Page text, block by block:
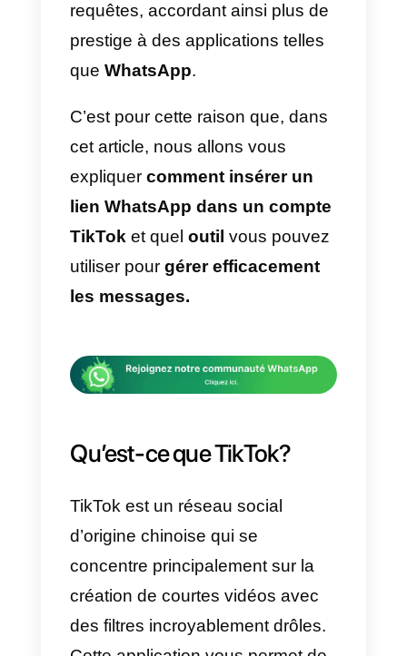
marketing ont été développées
pour intégrer
et de services pour les
entreprises. Toutefois, l’un des
problèmes les plus fréquents est
le nombre de messages que les
utilisateurs reçoivent. Pour cette
recherchées pour traiter toutes
requêtes, accordant ainsi plus de
queWhatsApp.
cet article, nous allons vous
expliquercomment insérer un
lien WhatsApp dans un compte